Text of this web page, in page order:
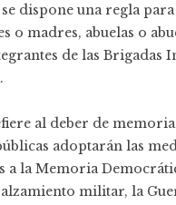
dispone una regla
o madres, abuelas o
de las
al deber de
adoptarán las
la Memoria
militar, la